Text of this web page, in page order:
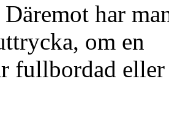
har
om en
fullbordad eller